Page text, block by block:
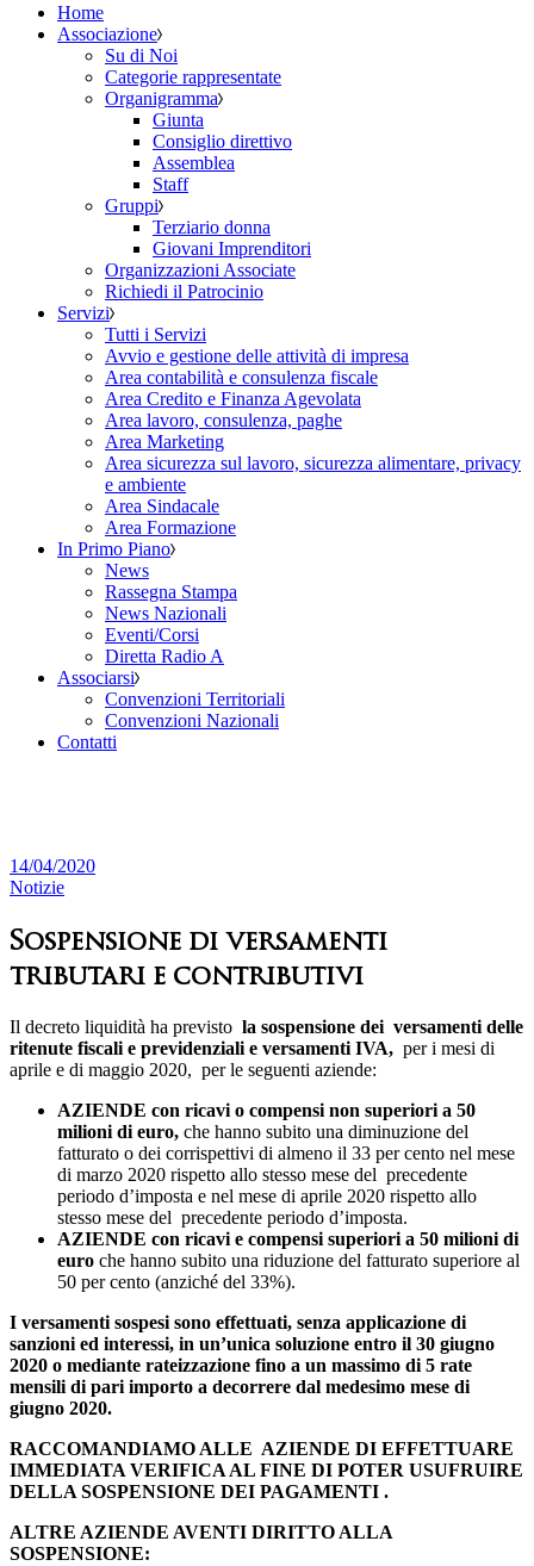
Home
Associazione
Su di Noi
Categorie rappresentate
Organigramma
Giunta
Consiglio direttivo
Assemblea
Staff
Gruppi
Terziario donna
Giovani Imprenditori
Organizzazioni Associate
Richiedi il Patrocinio
Servizi
Tutti i Servizi
Avvio e gestione delle attività di impresa
Area contabilità e consulenza fiscale
Area Credito e Finanza Agevolata
Area lavoro, consulenza, paghe
Area Marketing
Area sicurezza sul lavoro, sicurezza alimentare, privacy
e ambiente
Area Sindacale
Area Formazione
In Primo Piano
News
Rassegna Stampa
News Nazionali
Eventi/Corsi
Diretta Radio A
Associarsi
Convenzioni Territoriali
Convenzioni Nazionali
Contatti
14/04/2020
Notizie
Sospensione di versamenti
tributari e contributivi
Il decreto liquidità ha previsto la sospensione dei versamenti delle
ritenute fiscali e previdenziali e versamenti IVA, per i mesi di
aprile e di maggio 2020, per le seguenti aziende:
AZIENDE con ricavi o compensi non superiori a 50
milioni di euro, che hanno subito una diminuzione del
fatturato o dei corrispettivi di almeno il 33 per cento nel mese
di marzo 2020 rispetto allo stesso mese del precedente
periodo d’imposta e nel mese di aprile 2020 rispetto allo
stesso mese del precedente periodo d’imposta.
AZIENDE con ricavi e compensi superiori a 50 milioni di
euro che hanno subito una riduzione del fatturato superiore al
50 per cento (anziché del 33%).
I versamenti sospesi sono effettuati, senza applicazione di
sanzioni ed interessi, in un’unica soluzione entro il 30 giugno
2020 o mediante rateizzazione fino a un massimo di 5 rate
mensili di pari importo a decorrere dal medesimo mese di
giugno 2020.
RACCOMANDIAMO ALLE AZIENDE DI EFFETTUARE
IMMEDIATA VERIFICA AL FINE DI POTER USUFRUIRE
DELLA SOSPENSIONE DEI PAGAMENTI .
ALTRE AZIENDE AVENTI DIRITTO ALLA
SOSPENSIONE: